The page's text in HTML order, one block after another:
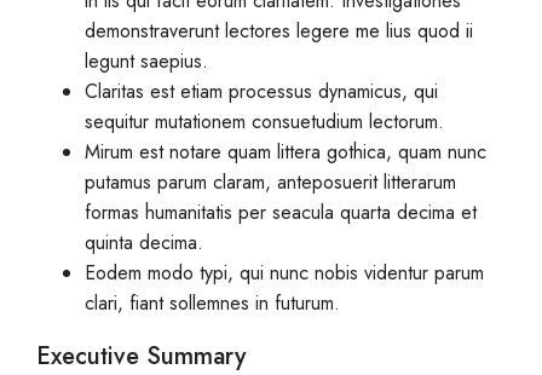
demonstraverunt lectores legere me lius quod ii
legunt saepius.
Claritas est etiam processus dynamicus, qui
sequitur mutationem consuetudium lectorum.
Mirum est notare quam littera gothica, quam nunc
putamus parum claram, anteposuerit litterarum
formas humanitatis per seacula quarta decima et
quinta decima.
Eodem modo typi, qui nunc nobis videntur parum
clari, fiant sollemnes in futurum.
Executive Summary